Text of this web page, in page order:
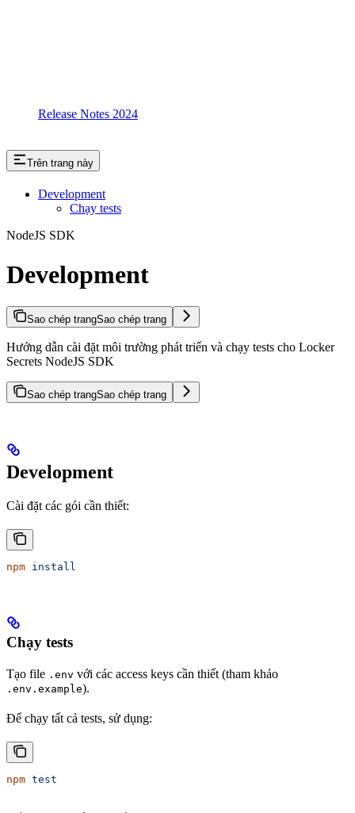
Release Notes 2024
Trên trang này
Development
Chạy tests
NodeJS SDK
Development
Sao chép trangSao chép trang
Hướng dẫn cài đặt môi trường phát triển và chạy tests cho Locker
Secrets NodeJS SDK
Sao chép trangSao chép trang
Development
Cài đặt các gói cần thiết:
npm install
Chạy tests
Tạo file .env với các access keys cần thiết (tham khảo
.env.example).
Để chạy tất cả tests, sử dụng:
npm test